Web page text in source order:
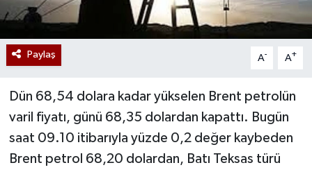
Paylaş A- A+
Dün 68,54 dolara kadar yükselen Brent petrolün
varil fiyatı, günü 68,35 dolardan kapattı. Bugün
saat 09.10 itibarıyla yüzde 0,2 değer kaybeden
Brent petrol 68,20 dolardan, Batı Teksas türü